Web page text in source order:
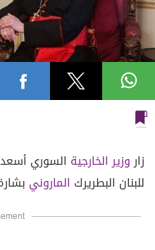
زاروزير الخارجية السوري أسعد
للبنان البطريرك الماروني